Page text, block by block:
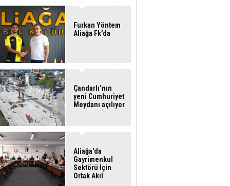
Furkan Yöntem
Aliağa Fk’da
Çandarlı’nın
yeni Cumhuriyet
Meydanı açılıyor
Aliağa'da
Gayrimenkul
Sektörü İçin
Ortak Akıl